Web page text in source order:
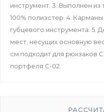
инструмент. 3. Выполнен из
100% полиэстер. 4.
губцевого инструмента. 5.
мест, несущих основную
см подходит для рюкзаков
портфеля С-02.